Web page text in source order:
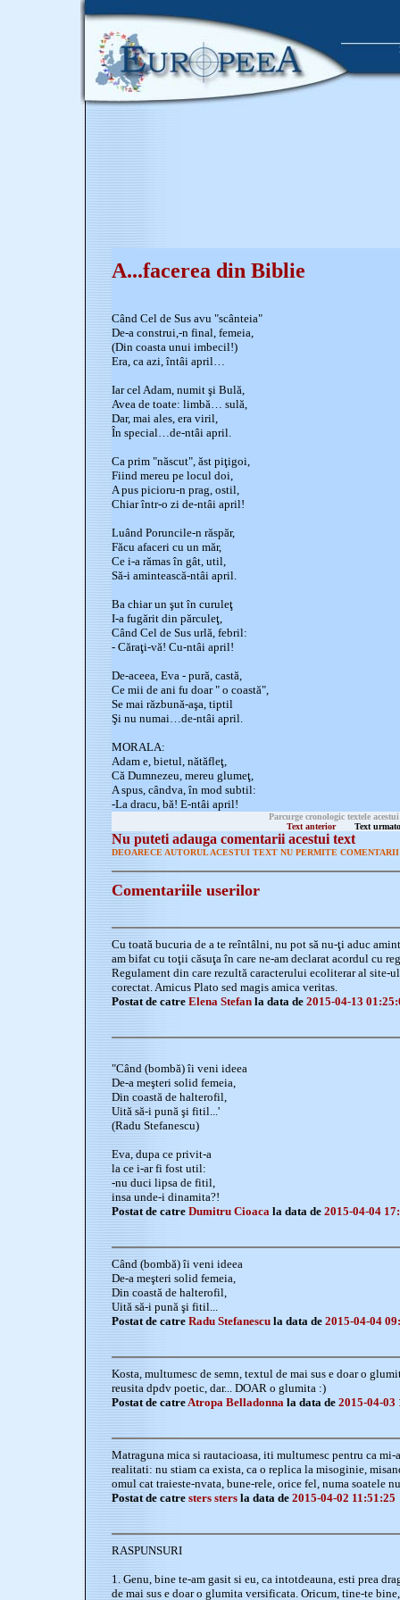
A...facerea din Biblie
Când Cel de Sus avu "scânteia"
De-a construi,-n final, femeia,
(Din coasta unui imbecil!)
Era, ca azi, întâi april…
Iar cel Adam, numit şi Bulă,
Avea de toate: limbă… sulă,
Dar, mai ales, era viril,
În special…de-ntâi april.
Ca prim "născut", ăst piţigoi,
Fiind mereu pe locul doi,
A pus picioru-n prag, ostil,
Chiar într-o zi de-ntâi april!
Luând Poruncile-n răspăr,
Făcu afaceri cu un măr,
Ce i-a rămas în gât, util,
Să-i amintească-ntâi april.
Ba chiar un şut în curuleţ
I-a fugărit din părculeţ,
Când Cel de Sus urlă, febril:
- Căraţi-vă! Cu-ntâi april!
De-aceea, Eva - pură, castă,
Ce mii de ani fu doar " o coastă",
Se mai răzbună-aşa, tiptil
Şi nu numai…de-ntâi april.
MORALA:
Adam e, bietul, nătăfleţ,
Că Dumnezeu, mereu glumeţ,
A spus, cândva, în mod subtil:
-La dracu, bă! E-ntâi april!
Parcurge cronologic textele
Text anteriorText
Nu puteti adauga comentarii acestui text
DEOARECE AUTORUL ACESTUI TEXT NU PERMITE
Comentariile userilor
Cu toată bucuria de a te reîntâlni, nu pot să nu-ţi aduc
am bifat cu toţii căsuţa în care ne-am declarat acordul cu
Regulament din care rezultă caracterului ecoliterar al site-
corectat. Amicus Plato sed magis amica veritas.
Postat de catre Elena Stefan la data de 2015-04-13
"Când (bombă) îi veni ideea
De-a meşteri solid femeia,
Din coastă de halterofil,
Uită să-i pună şi fitil...'
(Radu Stefanescu)
Eva, dupa ce privit-a
la ce i-ar fi fost util:
-nu duci lipsa de fitil,
insa unde-i dinamita?!
Postat de catre Dumitru Cioaca la data de 2015-04-04
Când (bombă) îi veni ideea
De-a meşteri solid femeia,
Din coastă de halterofil,
Uită să-i pună şi fitil...
Postat de catre Radu Stefanescu la data de 2015-04-04
Kosta, multumesc de semn, textul de mai sus e doar o
reusita dpdv poetic, dar... DOAR o glumita :)
Postat de catreAtropa Belladonna la data de 2015-04-03
Matraguna mica si rautacioasa, iti multumesc pentru ca
realitati: nu stiam ca exista, ca o replica la misoginie,
omul cat traieste-nvata, bune-rele, orice fel, numa soatele
Postat de catre sters sters la data de 2015-04-02 11:51:25
RASPUNSURI
1. Genu, bine te-am gasit si eu, ca intotdeauna, esti prea
de mai sus e doar o glumita versificata. Oricum, tine-te